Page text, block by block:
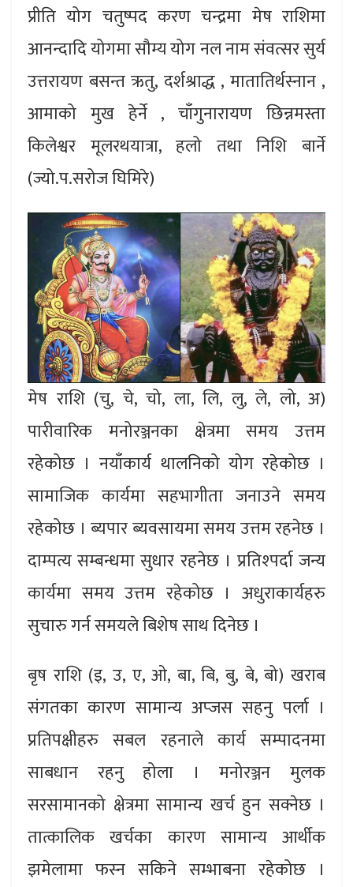
प्रीति योग चतुष्पद करण चन्द्रमा मेष राशिमा
आनन्दादि योगमा सौम्य योग नल नाम संवत्सर सुर्य
उत्तरायण बसन्त ऋतु, दर्शश्राद्ध , मातातिर्थस्नान ,
आमाको मुख हेर्ने , चाँगुनारायण छिन्नमस्ता
किलेश्वर मूलरथयात्रा, हलो तथा निशि बार्ने
(ज्यो.प.सरोज घिमिरे)
मेष राशि (चु, चे, चो, ला, लि, लु, ले, लो, अ)
पारीवारिक मनोरञ्जनका क्षेत्रमा समय उत्तम
रहेकोछ । नयाँकार्य थालनिको योग रहेकोछ ।
सामाजिक कार्यमा सहभागीता जनाउने समय
रहेकोछ । ब्यपार ब्यवसायमा समय उत्तम रहनेछ ।
दाम्पत्य सम्बन्धमा सुधार रहनेछ । प्रतिश्पर्दा जन्य
कार्यमा समय उत्तम रहेकोछ । अधुराकार्यहरु
सुचारु गर्न समयले बिशेष साथ दिनेछ ।
बृष राशि (इ, उ, ए, ओ, बा, बि, बु, बे, बो) खराब
संगतका कारण सामान्य अप्जस सहनु पर्ला ।
प्रतिपक्षीहरु सबल रहनाले कार्य सम्पादनमा
साबधान रहनु होला । मनोरञ्जन मुलक
सरसामानको क्षेत्रमा सामान्य खर्च हुन सक्नेछ ।
तात्कालिक खर्चका कारण सामान्य आर्थीक
झमेलामा फस्न सकिने सम्भाबना रहेकोछ ।